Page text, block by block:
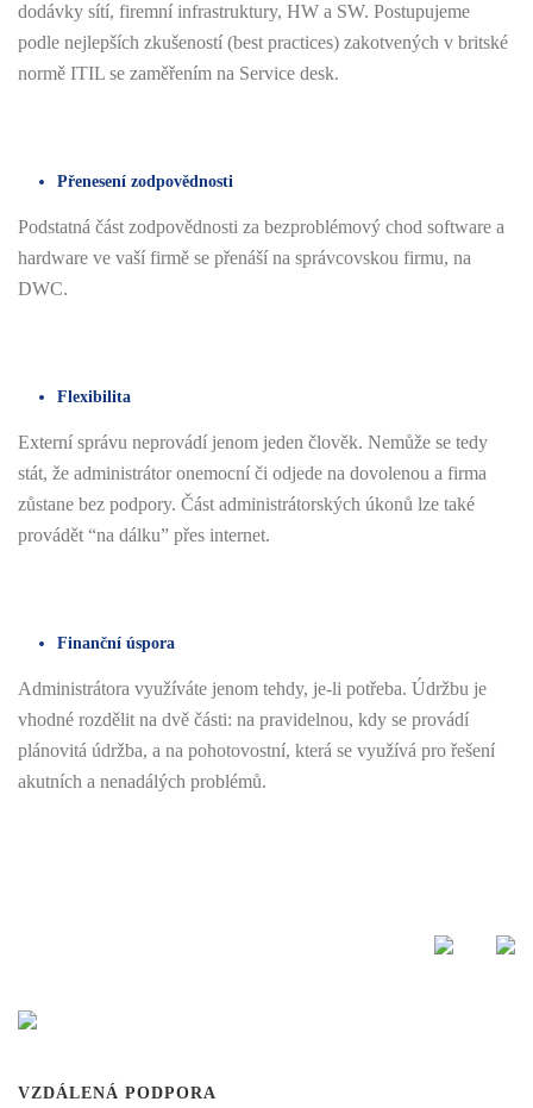
dodávky sítí, firemní infrastruktury, HW a SW. Postupujeme
podle nejlepších zkušeností (best practices) zakotvených v britské
normě ITIL se zaměřením na Service desk.
Přenesení zodpovědnosti
Podstatná část zodpovědnosti za bezproblémový chod software a
hardware ve vaší firmě se přenáší na správcovskou firmu, na
DWC.
Flexibilita
Externí správu neprovádí jenom jeden člověk. Nemůže se tedy
stát, že administrátor onemocní či odjede na dovolenou a firma
zůstane bez podpory. Část administrátorských úkonů lze také
provádět “na dálku” přes internet.
Finanční úspora
Administrátora využíváte jenom tehdy, je-li potřeba. Údržbu je
vhodné rozdělit na dvě části: na pravidelnou, kdy se provádí
plánovitá údržba, a na pohotovostní, která se využívá pro řešení
akutních a nenadálých problémů.
VZDÁLENÁ PODPORA